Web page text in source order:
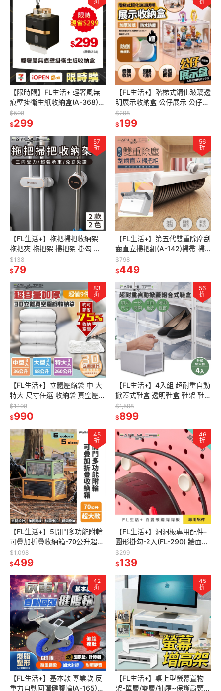
【限時購】FL生活+ 輕奢風無
痕壁掛衛生紙收納盒(A-368)衛
生紙收納盒 附無痕貼片
$598
$299
【FL生活+】階梯式鋼化玻璃透
明展示收納盒 公仔展示 公仔展
示盒 公仔收納 公仔收納盒 公仔
盒 壓克力展示盒 壓克力模型
$298
$199
57
折
【FL生活+】拖把掃把收納架
拖把夾 拖把架 掃把架 掛勾 掛
架 收納架 浴室收納 浴室收納架
置物架 掛勾 陽台掛勾
$138
$79
56
折
【FL生活+】第五代雙重除塵刮
齒直立掃把組(A-142)掃帚 掃
把 掃把畚箕組 掃把組 站立式掃
把
$798
$449
83
折
【FL生活+】立體壓縮袋 中 大
特大 尺寸任選 收納袋 真空壓縮
袋 真空收納袋 棉被收納袋 棉被
收納 衣櫃收納 壓縮袋
$1,198
$990
56
折
【FL生活+】4入組 超耐重自動
掀蓋式鞋盒 透明鞋盒 鞋架 鞋櫃
鞋櫃收納 鞋櫃收納櫃 抽屜式鞋
盒
$1,598
$899
45
折
【FL生活+】5開門多功能附輪
可疊加折疊收納箱-70公升超大
款(YG-140)收納櫃 置物箱 側開
收納箱 玩具收納箱
$1,098
$499
46
折
【FL生活+】洞洞板專用配件-
圓形掛勾-2入(FL-290) 牆面收
納 牆面裝飾 洞洞板配件 掛勾
雙腳勾 墻上置物架
$299
$139
42
折
【FL生活+】基本款 專業款 反
重力自動回彈健腹輪(A-165)坦
45
折
【FL生活+】桌上型螢幕置物
架-單層/雙層/抽屜~保護肩頸脊